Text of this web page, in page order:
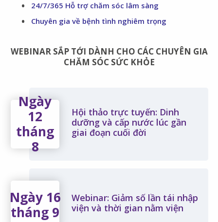
24/7/365 Hỗ trợ chăm sóc lâm sàng
Chuyên gia về bệnh tình nghiêm trọng
WEBINAR SẮP TỚI DÀNH CHO CÁC CHUYÊN GIA
CHĂM SÓC SỨC KHỎE
Ngày
12
tháng
8
Hội thảo trực tuyến: Dinh
dưỡng và cấp nước lúc gần
giai đoạn cuối đời
Ngày 16
tháng 9
Webinar: Giảm số lần tái nhập
viện và thời gian nằm viện